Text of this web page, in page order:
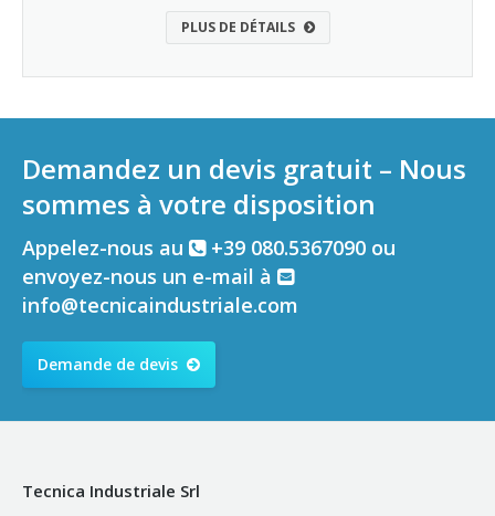
PLUS DE DÉTAILS
Demandez un devis gratuit – Nous
sommes à votre disposition
Appelez-nous au
+39 080.5367090 ou
envoyez-nous un e-mail à
info@tecnicaindustriale.com
Demande de devis
Tecnica Industriale Srl